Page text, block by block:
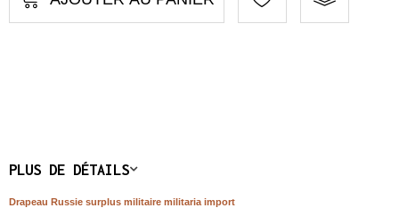
PLUS DE DÉTAILS
Drapeau Russie surplus militaire militaria import